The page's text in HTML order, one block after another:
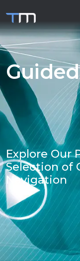
Explore Our
Selection of
Navigation